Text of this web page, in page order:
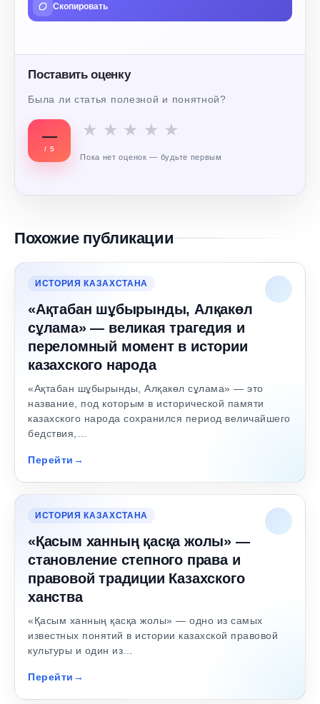
Скопировать
Поставить оценку
Была ли статья полезной и понятной?
—
/ 5
★ ★ ★ ★ ★
Пока нет оценок — будьте первым
Похожие публикации
ИСТОРИЯ КАЗАХСТАНА
«Ақтабан шұбырынды, Алқакөл
сұлама» — великая трагедия и
переломный момент в истории
казахского народа
«Ақтабан шұбырынды, Алқакөл сұлама» — это
название, под которым в исторической памяти
казахского народа сохранился период величайшего
бедствия,…
Перейти
ИСТОРИЯ КАЗАХСТАНА
«Қасым ханның қасқа жолы» —
становление степного права и
правовой традиции Казахского
ханства
«Қасым ханның қасқа жолы» — одно из самых
известных понятий в истории казахской правовой
культуры и один из…
Перейти